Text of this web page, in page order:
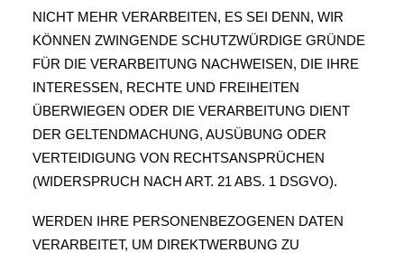
NICHT MEHR VERARBEITEN, ES SEI DENN, WIR
KÖNNEN ZWINGENDE SCHUTZWÜRDIGE GRÜNDE
FÜR DIE VERARBEITUNG NACHWEISEN, DIE IHRE
INTERESSEN, RECHTE UND FREIHEITEN
ÜBERWIEGEN ODER DIE VERARBEITUNG DIENT
DER GELTENDMACHUNG, AUSÜBUNG ODER
VERTEIDIGUNG VON RECHTSANSPRÜCHEN
(WIDERSPRUCH NACH ART. 21 ABS. 1 DSGVO).
WERDEN IHRE PERSONENBEZOGENEN DATEN
VERARBEITET, UM DIREKTWERBUNG ZU